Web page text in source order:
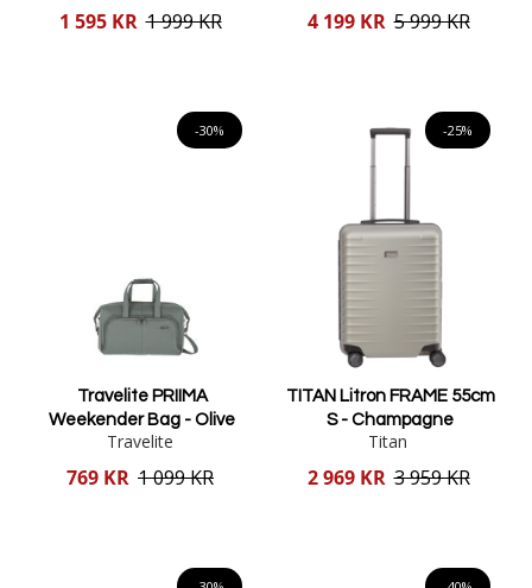
Reducerat
1 595 KR 1 999 KR
Reducerat
4 199 KR 5 999 KR
-30%
Travelite PRIIMA
Weekender Bag - Olive
Travelite
Reducerat
769 KR 1 099 KR
-25%
TITAN Litron FRAME 55cm
S - Champagne
Titan
Reducerat
2 969 KR 3 959 KR